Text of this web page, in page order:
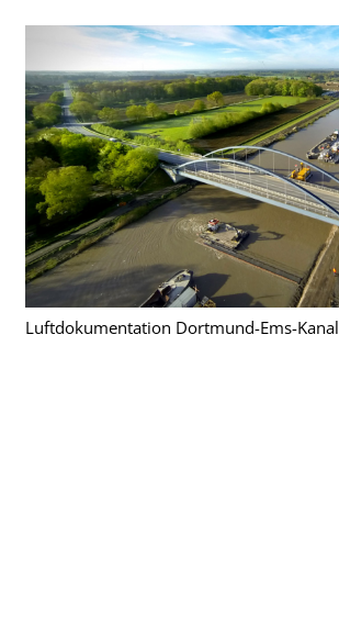
Luftdokumentation Dortmund-Ems-Kanal